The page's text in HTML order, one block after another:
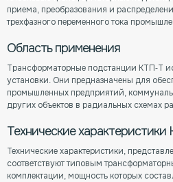
приема, преобразования и
трехфазного переменного тока
Область применения
Трансформаторные подстанции КТП-Т
установки. Они предназначены для
промышленных предприятий,
других объектов в радиальных схемах
Технические
Технические характеристики,
соответствуют типовым
комплектации, мощность которых